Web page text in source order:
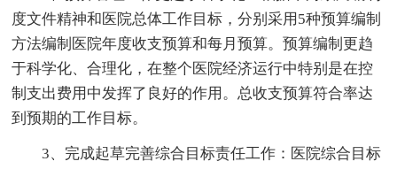
度文件精神和医院总体工作目标，分别采用5种预算编制
方法编制医院年度收支预算和每月预算。预算编制更趋
于科学化、合理化，在整个医院经济运行中特别是在控
制支出费用中发挥了良好的作用。总收支预算符合率达
到预期的工作目标。
3、完成起草完善综合目标责任工作：医院综合目标